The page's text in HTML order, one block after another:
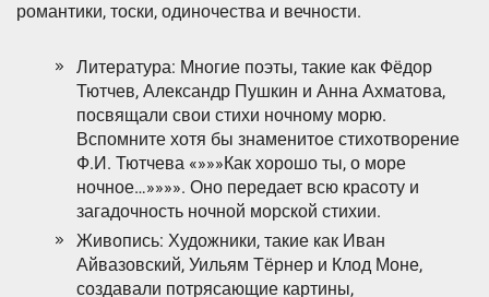
романтики, тоски, одиночества и вечности.
Литература: Многие поэты, такие как Фёдор
Тютчев, Александр Пушкин и Анна Ахматова,
посвящали свои стихи ночному морю.
Вспомните хотя бы знаменитое стихотворение
Ф.И. Тютчева «»»»Как хорошо ты, о море
ночное…»»»». Оно передает всю красоту и
загадочность ночной морской стихии.
Живопись: Художники, такие как Иван
Айвазовский, Уильям Тёрнер и Клод Моне,
создавали потрясающие картины,